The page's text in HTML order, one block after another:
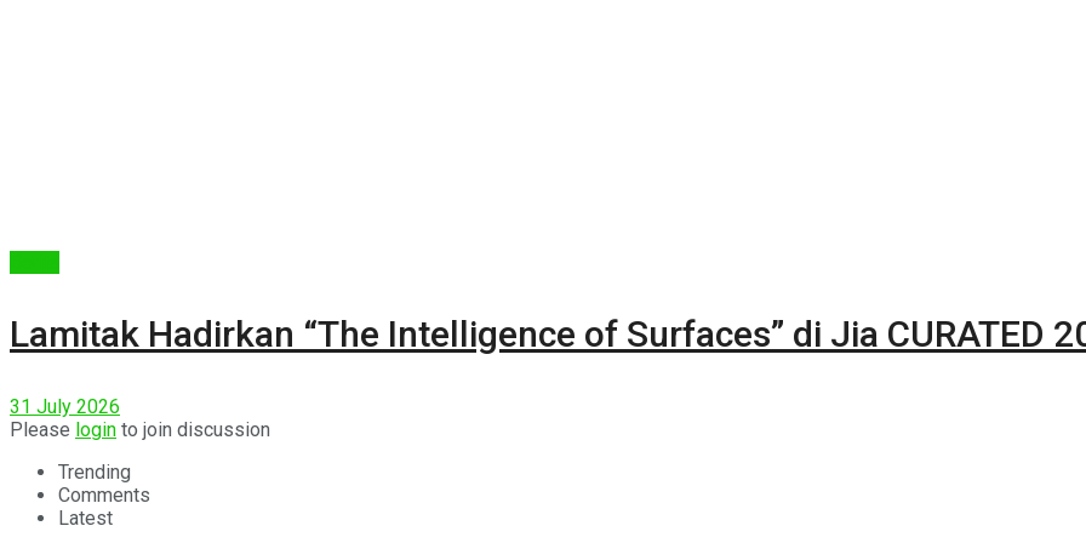
Lamitak Hadirkan “The Intelligence of Surfaces” di Jia CURATED
31 July 2026
Please login to join discussion
Trending
Comments
Latest